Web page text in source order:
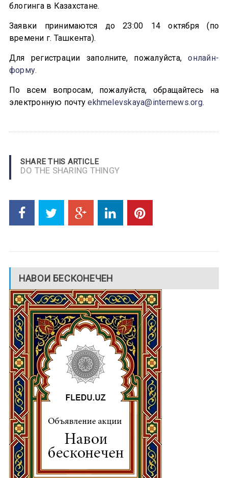
блогинга в Казахстане.
Заявки принимаются до 23:00 14 октября (по
времени г. Ташкента).
Для регистрации заполните, пожалуйста,онлайн-
форму.
По всем вопросам, пожалуйста, обращайтесь на
электронную почтуekhmelevskaya@internews.org.
SHARE THIS ARTICLE
DO THE SHARING THINGY
НАВОИ БЕСКОНЕЧЕН